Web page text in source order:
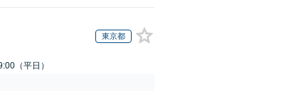
東京都
（平日）